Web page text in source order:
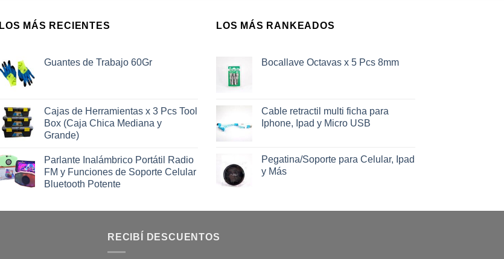
LOS MÁS RECIENTES
Guantes de Trabajo 60Gr
Cajas de Herramientas x 3 Pcs Tool
Box (Caja Chica Mediana y
Grande)
Parlante Inalámbrico Portátil Radio
FM y Funciones de Soporte Celular
Bluetooth Potente
LOS MÁS RANKEADOS
Bocallave Octavas x 5 Pcs 8mm
Cable retractil multi ficha para
Iphone, Ipad y Micro USB
Pegatina/Soporte para Celular, Ipad
y Más
RECIBÍ DESCUENTOS